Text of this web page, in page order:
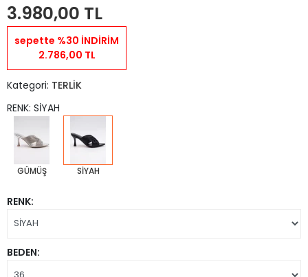
3.980,00 TL
sepette %30 İNDİRİM
2.786,00 TL
Kategori: TERLİK
RENK: SİYAH
GÜMÜŞ SİYAH
RENK:
BEDEN: